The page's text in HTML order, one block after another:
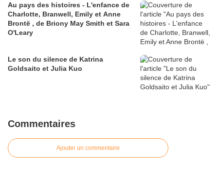
Au pays des histoires - L'enfance de
Charlotte, Branwell, Emily et Anne
Brontë , de Briony May Smith et Sara
O'Leary
Le son du silence de Katrina
Goldsaito et Julia Kuo
Commentaires
Ajouter un commentaire